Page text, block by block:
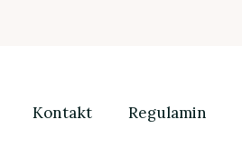
Kontakt Regulamin